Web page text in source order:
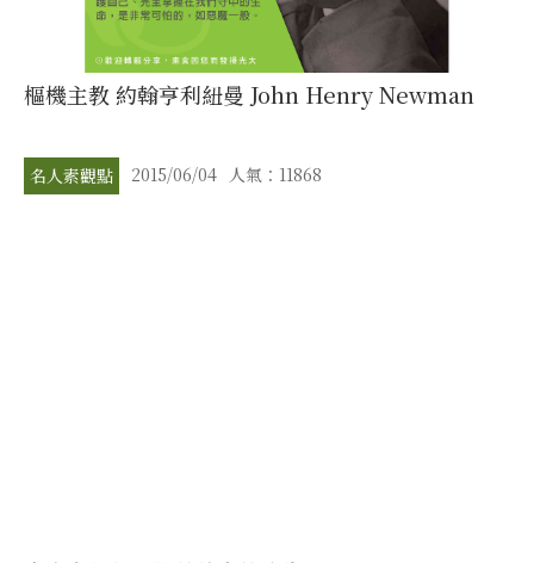
樞機主教 約翰亨利紐曼 John Henry Newman
名人素觀點 2015/06/04 人氣：11868